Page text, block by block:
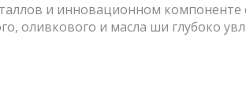
и инновационном
оливкового и масла ши глубоко